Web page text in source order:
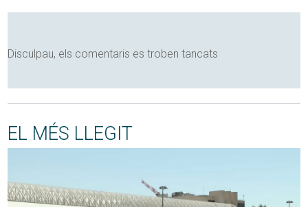
Disculpau, els comentaris es troben tancats
EL MÉS LLEGIT